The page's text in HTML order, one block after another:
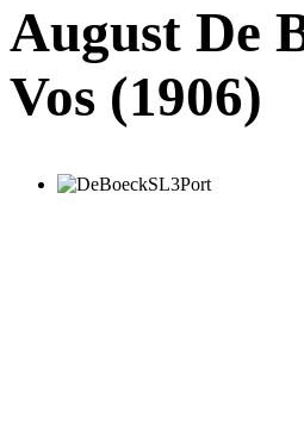
August De
Vos (1906)